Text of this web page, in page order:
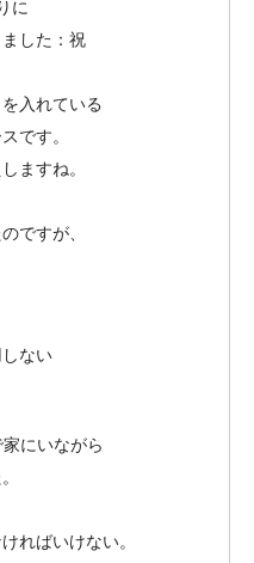
に
した：祝
入れている
です。
ますね。
ですが、
ない
にいながら
ればいけない。